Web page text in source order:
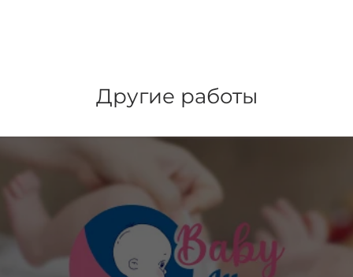
Другие работы